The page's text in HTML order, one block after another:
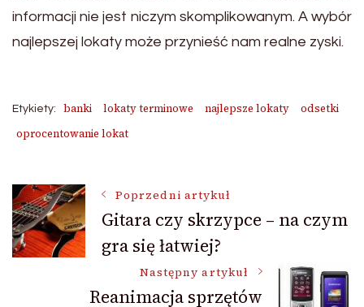
informacji nie jest niczym skomplikowanym. A wybór
najlepszej lokaty może przynieść nam realne zyski.
Etykiety: banki lokaty terminowe najlepsze lokaty
odsetki
oprocentowanie lokat
Nawigacja
wpisu
Poprzedni artykuł
Gitara czy skrzypce – na czym
gra się łatwiej?
Następny artykuł
Reanimacja sprzętów